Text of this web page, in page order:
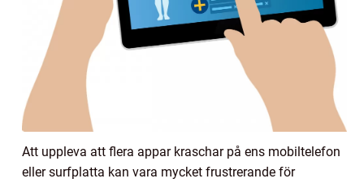
Att uppleva att flera appar kraschar på ens mobiltelefon
eller surfplatta kan vara mycket frustrerande för